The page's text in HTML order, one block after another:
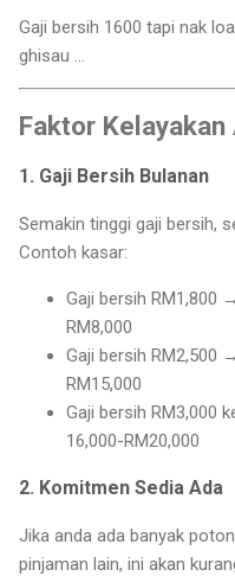
Gaji bersih 1600 tapi nak
ghisau ...
Faktor Kelayakan
1. Gaji Bersih Bulanan
Semakin tinggi gaji bersih,
Contoh kasar:
Gaji bersih RM1,800
RM8,000
Gaji bersih RM2,500
RM15,000
Gaji bersih RM3,000
16,000-RM20,000
2. Komitmen Sedia Ada
Jika anda ada banyak
pinjaman lain, ini akan